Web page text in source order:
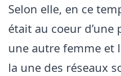
Selon elle, en ce
était au coeur d’une
une autre femme et
la une des réseaux